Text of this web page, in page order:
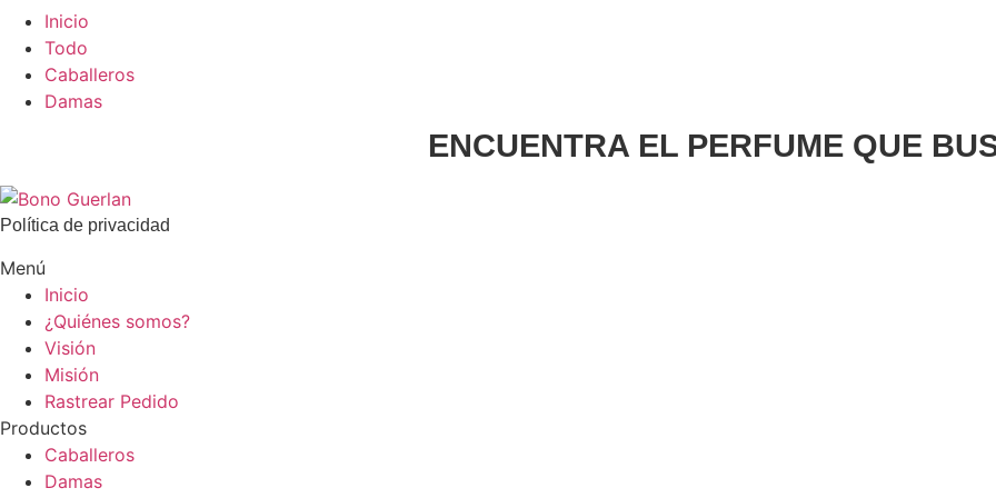
Inicio
Todo
Caballeros
Damas
ENCUENTRA EL PERFUME QUE
Política de privacidad
Menú
Inicio
¿Quiénes somos?
Visión
Misión
Rastrear Pedido
Productos
Caballeros
Damas